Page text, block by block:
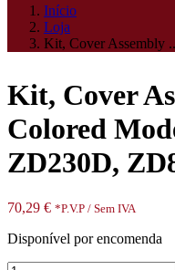
Início
Loja
Kit, Cover Assembly
Kit, Cover
Colored
ZD230D,
70,29 € *P.V.P / Sem IVA
Disponível por encomenda